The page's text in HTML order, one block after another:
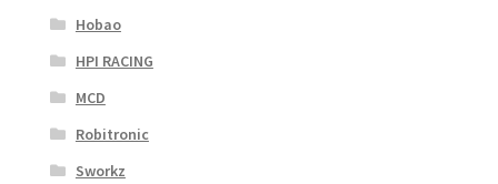
Hobao
HPI RACING
MCD
Robitronic
Sworkz